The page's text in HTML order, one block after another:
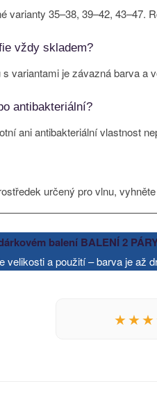
varianty 35–38, 39–42, 43–47.
vždy skladem?
variantami je závazná barva a
antibakteriální?
ani antibakteriální vlastnost
určený pro vlnu,
balení BALENÍ 2
velikosti a použití – barva je až